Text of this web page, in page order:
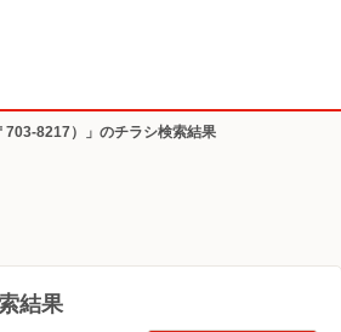
703-8217）」のチラシ検索結果
結果